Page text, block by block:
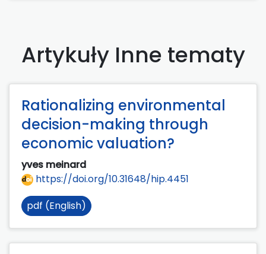
Artykuły Inne tematy
Rationalizing environmental
decision-making through
economic valuation?
yves meinard
https://doi.org/10.31648/hip.4451
pdf (English)